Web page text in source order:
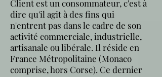
Client est un consommateur, c'est à
dire qu'il agit à des fins qui
n'entrent pas dans le cadre de son
activité commerciale, industrielle,
artisanale ou libérale. Il réside en
France Métropolitaine (Monaco
comprise, hors Corse). Ce dernier